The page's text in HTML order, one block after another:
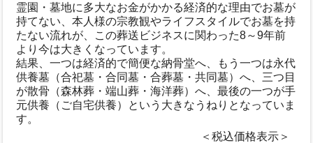
霊園・墓地に多大なお金がかかる経済的な理由でお墓が
持てない、本人様の宗教観やライフスタイルでお墓を持
たない流れが、この葬送ビジネスに関わった8～9年前
より今は大きくなっています。
結果、一つは経済的で簡便な納骨堂へ、もう一つは永代
供養墓（合祀墓・合同墓・合葬墓・共同墓）へ、三つ目
が散骨（森林葬・端山葬・海洋葬）へ、最後の一つが手
元供養（ご自宅供養）という大きなうねりとなっていま
す。
＜税込価格表示＞